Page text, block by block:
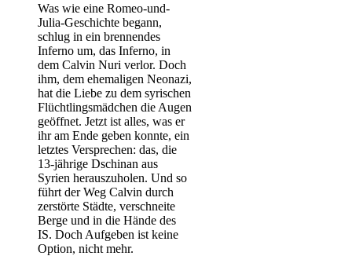
Was wie eine Romeo-und-
Julia-Geschichte begann,
schlug in ein brennendes
Inferno um, das Inferno, in
dem Calvin Nuri verlor. Doch
ihm, dem ehemaligen Neonazi,
hat die Liebe zu dem syrischen
Flüchtlingsmädchen die Augen
geöffnet. Jetzt ist alles, was er
ihr am Ende geben konnte, ein
letztes Versprechen: das, die
13-jährige Dschinan aus
Syrien herauszuholen. Und so
führt der Weg Calvin durch
zerstörte Städte, verschneite
Berge und in die Hände des
IS. Doch Aufgeben ist keine
Option, nicht mehr.